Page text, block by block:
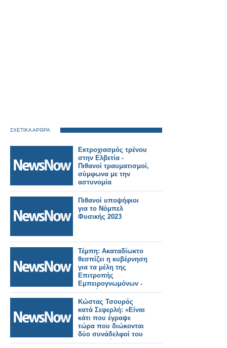
ΣΧΕΤΙΚΑ ΑΡΘΡΑ
Εκτροχιασμός τρένου
στην Ελβετία -
Πιθανοί τραυματισμοί,
σύμφωνα με την
αστυνομία
Πιθανοί υποψήφιοι
για το Νόμπελ
Φυσικής 2023
Τέμπη: Ακαταδίωκτο
θεσπίζει η κυβέρνηση
για τα μέλη της
Επιτροπής
Εμπειρογνωμόνων -
Δε διώκονται και δεν
ευθύνονται
Κώστας Τσουρός
κατά Σεφερλή: «Είναι
κάτι που έγραψε
τώρα που διώκονται
δύο συνάδελφοί του
για βιασμό»